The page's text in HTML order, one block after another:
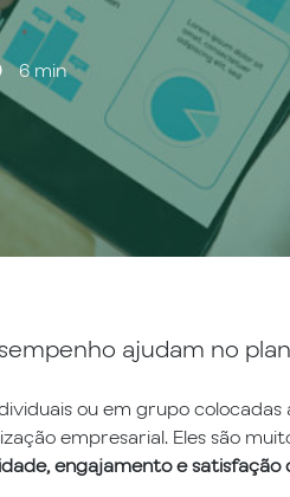
·
6 min
ajudam no
ou em grupo colocadas
empresarial. Eles são
engajamento e satisfação